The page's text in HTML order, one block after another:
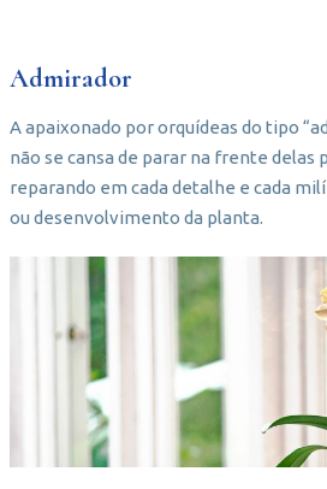
Admirador
A apaixonado por orquídeas do tipo
não se cansa de parar na frente delas
reparando em cada detalhe e cada
ou desenvolvimento da planta.